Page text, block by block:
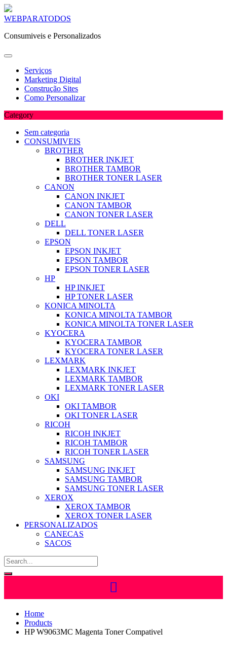
Skip
content
WEBPARATODOS
Consumiveis e Personalizados
Serviços
Marketing Digital
Construção Sites
Como Personalizar
Category
Sem categoria
CONSUMIVEIS
BROTHER
BROTHER INKJET
BROTHER TAMBOR
BROTHER TONER LASER
CANON
CANON INKJET
CANON TAMBOR
CANON TONER LASER
DELL
DELL TONER LASER
EPSON
EPSON INKJET
EPSON TAMBOR
EPSON TONER LASER
HP
HP INKJET
HP TONER LASER
KONICA MINOLTA
KONICA MINOLTA TAMBOR
KONICA MINOLTA TONER LASER
KYOCERA
KYOCERA TAMBOR
KYOCERA TONER LASER
LEXMARK
LEXMARK INKJET
LEXMARK TAMBOR
LEXMARK TONER LASER
OKI
OKI TAMBOR
OKI TONER LASER
RICOH
RICOH INKJET
RICOH TAMBOR
RICOH TONER LASER
SAMSUNG
SAMSUNG INKJET
SAMSUNG TAMBOR
SAMSUNG TONER LASER
XEROX
XEROX TAMBOR
XEROX TONER LASER
PERSONALIZADOS
CANECAS
SACOS
Home
Products
HP W9063MC Magenta Toner Compativel